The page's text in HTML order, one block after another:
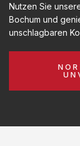
Nutzen Sie
Bochum und
unschlagbaren